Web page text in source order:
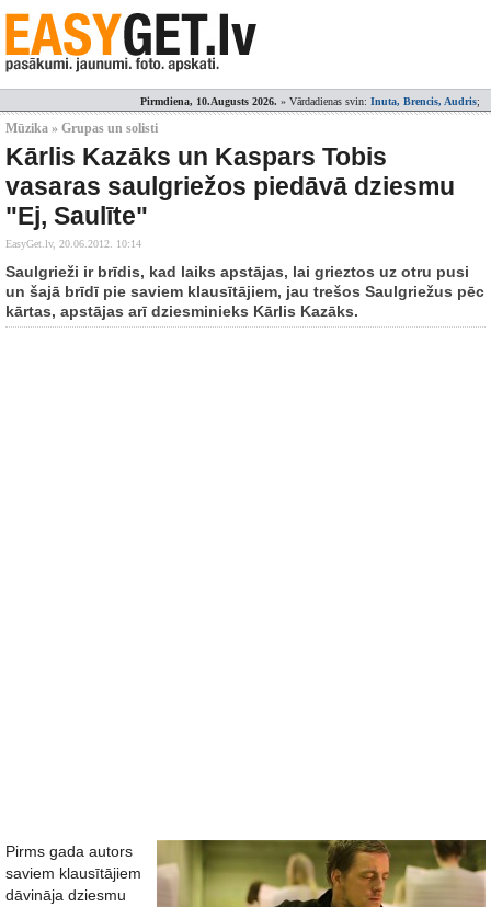
Pirmdiena, 10.Augusts 2026. » Vārdadienas svin: Inuta, Brencis, Audris;
Mūzika » Grupas un solisti
Kārlis Kazāks un Kaspars Tobis
vasaras saulgriežos piedāvā dziesmu
"Ej, Saulīte"
EasyGet.lv, 20.06.2012. 10:14
Saulgrieži ir brīdis, kad laiks apstājas, lai grieztos uz otru pusi
un šajā brīdī pie saviem klausītājiem, jau trešos Saulgriežus pēc
kārtas, apstājas arī dziesminieks Kārlis Kazāks.
Pirms gada autors
saviem klausītājiem
dāvināja dziesmu